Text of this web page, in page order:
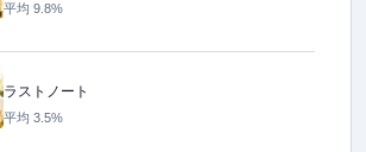
平均 9.8%
ラストノート
平均 3.5%